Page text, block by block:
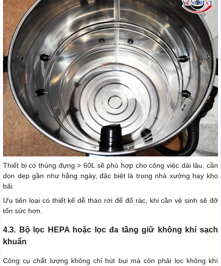
Thiết bị có thùng đựng > 60L sẽ phù hợp cho công việc dài lâu, cần
dọn dẹp gần như hằng ngày, đặc biệt là trong nhà xưởng hay kho
bãi.
Ưu tiên loại có thiết kế dễ tháo rời để đổ rác, khi cần vệ sinh sẽ đỡ
tốn sức hơn.
4.3. Bộ lọc HEPA hoặc lọc đa tầng giữ không khí sạch
khuẩn
Công cụ chất lượng không chỉ hút bụi mà còn phải lọc không khí